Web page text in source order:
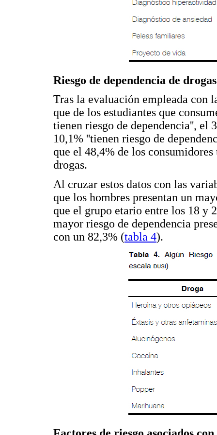
Riesgo de dependencia de drogas
Tras la evaluación empleada con
que de los estudiantes que
tienen riesgo de dependencia'', el
10,1% ''tienen riesgo de
que el 48,4% de los
drogas.
Al cruzar estos datos con las
que los hombres presentan un
que el grupo etario entre los 18 y
mayor riesgo de dependencia
con un 82,3% (tabla 4).